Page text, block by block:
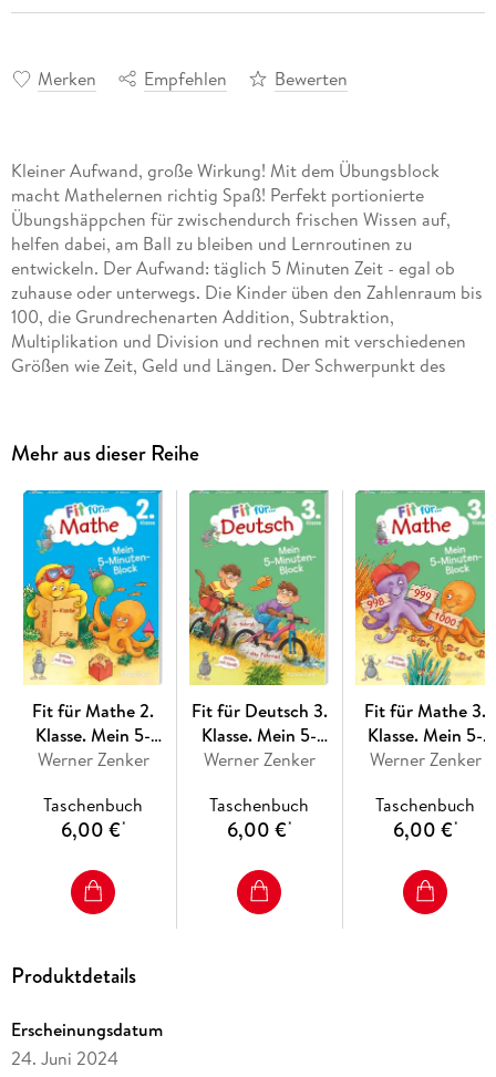
Merken Empfehlen Bewerten
Kleiner Aufwand, große Wirkung! Mit dem Übungsblock
macht Mathelernen richtig Spaß! Perfekt portionierte
Übungshäppchen für zwischendurch frischen Wissen auf,
helfen dabei, am Ball zu bleiben und Lernroutinen zu
entwickeln. Der Aufwand: täglich 5 Minuten Zeit - egal ob
zuhause oder unterwegs. Die Kinder üben den Zahlenraum bis
100, die Grundrechenarten Addition, Subtraktion,
Multiplikation und Division und rechnen mit verschiedenen
Größen wie Zeit, Geld und Längen. Der Schwerpunkt des
Mehr aus dieser Reihe
Fit für Mathe 2.
Klasse. Mein 5-
Minuten-Block
Werner Zenker
Taschenbuch
6,00 €*
Fit für Deutsch 3.
Klasse. Mein 5-
Minuten-Block
Werner Zenker
Taschenbuch
6,00 €*
Fit für Mathe 3.
Klasse. Mein 5-
Minuten-Block
Werner Zenker
Taschenbuch
6,00 €*
Produktdetails
Erscheinungsdatum
24. Juni 2024